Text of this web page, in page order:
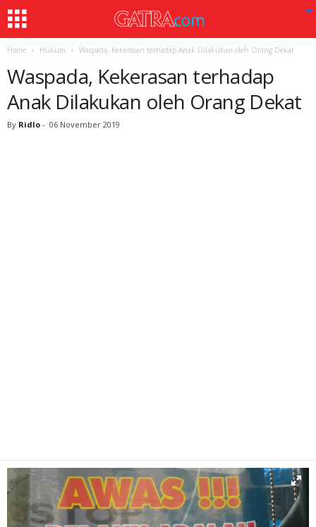
Home Hukum Waspada, Kekerasan terhadap Anak Dilakukan oleh Orang Dekat
Waspada, Kekerasan terhadap
Anak Dilakukan oleh Orang Dekat
By Ridlo - 06 November 2019